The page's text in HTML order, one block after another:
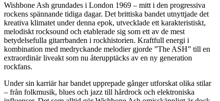
Wishbone Ash grundades i London 1969 – mitt i den progressiva
rockens spännande tidiga dagar. Det brittiska bandet utnyttjade det
kreativa klimatet under denna epok, utvecklade ett karakteristiskt,
melodiskt rocksound och etablerade sig som ett av de mest
betydelsefulla gitarrbanden i rockhistorien. Kraftfull energi i
kombination med medryckande melodier gjorde ”The ASH” till en
extraordinär liveakt som nu återupptäcks av en ny generation
rockfans.
Under sin karriär har bandet upprepade gånger utforskat olika stilar
– från folkmusik, blues och jazz till hårdrock och elektroniska